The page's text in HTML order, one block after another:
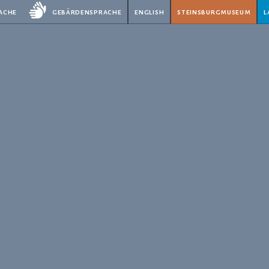
gebärdensprache english steinsburgmuseum